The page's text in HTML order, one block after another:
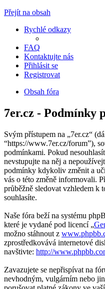
Přejít na obsah
Rychlé odkazy
FAQ
Kontaktujte nás
Přihlásit se
Registrovat
Obsah fóra
7er.cz - Podmínky
Svým přístupem na „7er.cz“
“https://www.7er.cz/forum”),
podmínkami. Pokud
nevstupujte na něj a
podmínky kdykoliv změnit a
vás o této změně informovali.
průběžně sledovat vzhledem k
souhlasíte.
Naše fóra beží na systému
které je vydané pod licencí „
možno stáhnout z
zprostředkovává internetové
navštivte: http://
Zavazujete se nepřispívat na
nevhodným, vulgárním nebo